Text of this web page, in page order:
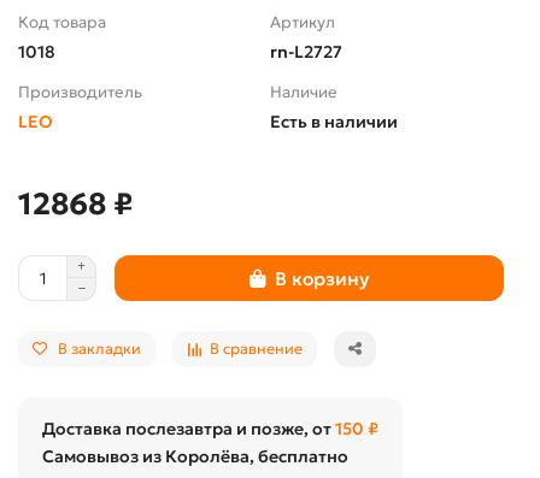
Код товара
1018
Артикул
rn-L2727
Производитель
LEO
Наличие
Есть в наличии
12868 ₽
В корзину
В закладки В сравнение
Доставка послезавтра и позже, от150 ₽
Самовывоз из Королёва, бесплатно